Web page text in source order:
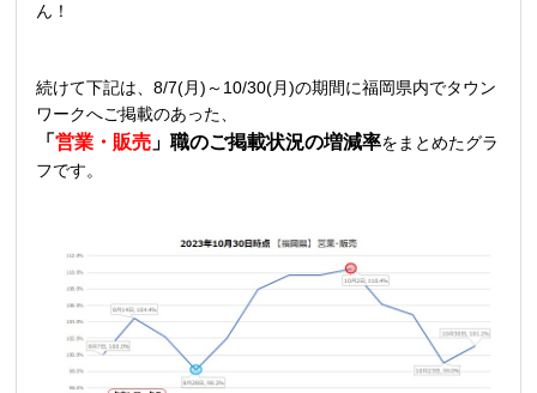
ん！
続けて下記は、8/7(月)～10/30(月)の期間に福岡県内でタウン
ワークへご掲載のあった、
「営業・ 販売 」職のご掲載状況の増減率をまとめたグラ
フです。